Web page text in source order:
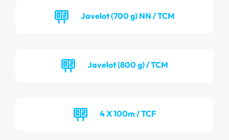
Javelot (700 g) NN / TCM
Javelot (800 g) / TCM
4 X 100m / TCF